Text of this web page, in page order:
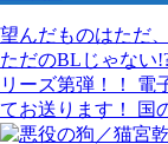
望んだものはただ
ただのBLじゃない
リーズ第弾！！ 電
てお送ります！ 国